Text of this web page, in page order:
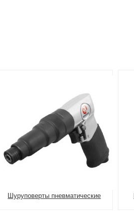
Шуруповерты пневматические